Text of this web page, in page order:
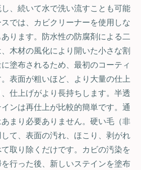
、続いて水で洗い流すことも可能
では、カビクリーナーを使用しな
ります。防水性の防腐剤による二
木材の風化により開いた小さな割
塗布されるため、最初のコーティ
表面が粗いほど、より大量の仕上
仕上げがより長持ちします。半透
ンは再仕上が比較的簡単です。通
まり必要ありません。硬い毛（非
て、表面の汚れ、ほこり、剥がれ
取り除くだけです。カビの汚染を
行った後、新しいステインを塗布